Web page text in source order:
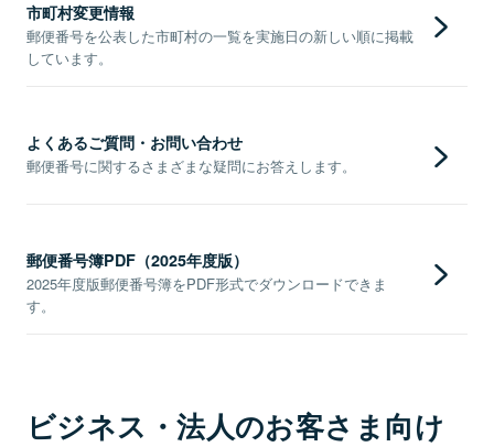
市町村変更情報
郵便番号を公表した市町村の一覧を実施日の新しい順に掲載
しています。
よくあるご質問・お問い合わせ
郵便番号に関するさまざまな疑問にお答えします。
郵便番号簿PDF（2025年度版）
2025年度版郵便番号簿をPDF形式でダウンロードできま
す。
ビジネス・法人のお客さま向け